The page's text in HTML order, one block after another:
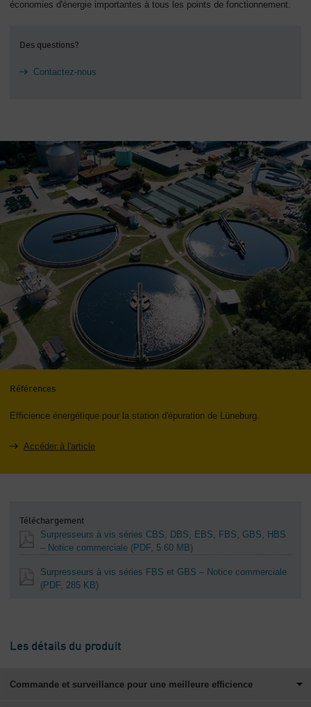
économies d'énergie importantes à tous les points de fonctionnement.
Des questions?
Contactez-nous
Références
Efficience énergétique pour la station d'épuration de Lüneburg.
Accéder à l'article
Téléchargement
Surpresseurs à vis séries CBS, DBS, EBS, FBS, GBS, HBS
– Notice commerciale (PDF, 5.60 MB)
Surpresseurs à vis séries FBS et GBS – Notice commerciale
(PDF, 285 KB)
Les détails du produit
Commande et surveillance pour une meilleure efficience